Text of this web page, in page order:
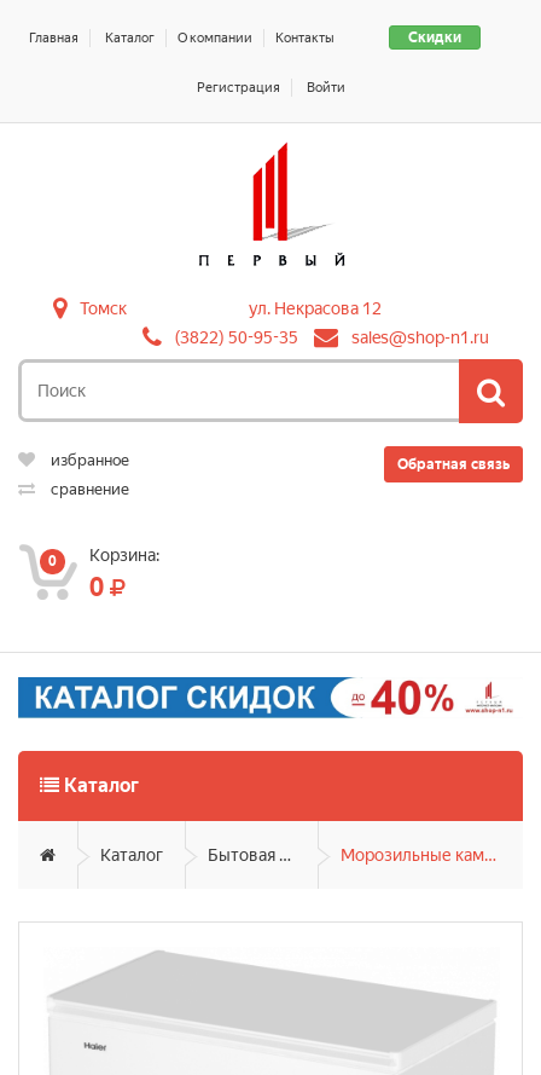
Скидки
Главная Каталог О компании Контакты
Регистрация Войти
Томск
ул. Некрасова 12
(3822) 50-95-35
sales@shop-n1.ru
Обратная связь
избранное
сравнение
0 Корзина:
0
Каталог
Каталог Бытовая техника Морозильные камеры и лари